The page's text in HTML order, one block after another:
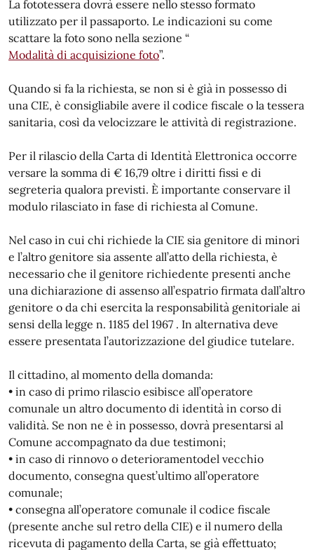
La fototessera dovrà essere nello stesso formato
utilizzato per il passaporto. Le indicazioni su come
scattare la foto sono nella sezione “
Modalità di acquisizione foto”.
Quando si fa la richiesta, se non si è già in possesso di
una CIE, è consigliabile avere il codice fiscale o la tessera
sanitaria, così da velocizzare le attività di registrazione.
Per il rilascio della Carta di Identità Elettronica occorre
versare la somma di € 16,79 oltre i diritti fissi e di
segreteria qualora previsti. È importante conservare il
modulo rilasciato in fase di richiesta al Comune.
Nel caso in cui chi richiede la CIE sia genitore di minori
e l’altro genitore sia assente all’atto della richiesta, è
necessario che il genitore richiedente presenti anche
una dichiarazione di assenso all’espatrio firmata dall’altro
genitore o da chi esercita la responsabilità genitoriale ai
sensi della legge n. 1185 del 1967 . In alternativa deve
essere presentata l’autorizzazione del giudice tutelare.
Il cittadino, al momento della domanda:
• in caso di primo rilascio esibisce all’operatore
comunale un altro documento di identità in corso di
validità. Se non ne è in possesso, dovrà presentarsi al
Comune accompagnato da due testimoni;
• in caso di rinnovo o deterioramentodel vecchio
documento, consegna quest’ultimo all’operatore
comunale;
• consegna all’operatore comunale il codice fiscale
(presente anche sul retro della CIE) e il numero della
ricevuta di pagamento della Carta, se già effettuato;